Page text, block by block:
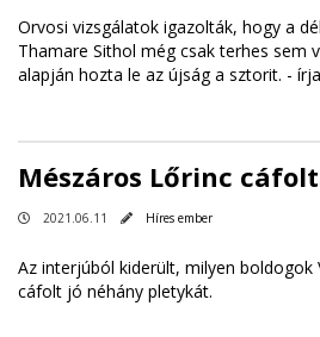
Orvosi vizsgálatok igazolták, hogy a
Thamare Sithol még csak terhes sem
alapján hozta le az újság a sztorit. -
Mészáros Lőrinc
2021.06.11 Híres ember
Az interjúból kiderült, milyen boldogok
cáfolt jó néhány pletykát.